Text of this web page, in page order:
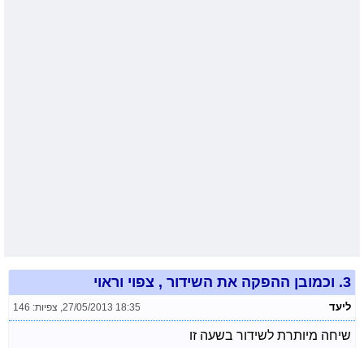
3. וכמובן ההפקה את השידור , צפוי וראוי
ליעד 27/05/2013 18:35
, צפיות: 146
שיחה מיותרת לשידור בשעה זו